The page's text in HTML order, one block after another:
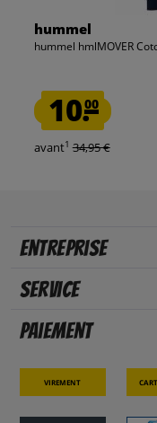
hummel
hummel hmlMOVER
10.00
avant1 34,95 €
Entreprise
Service
Paiement
Virement